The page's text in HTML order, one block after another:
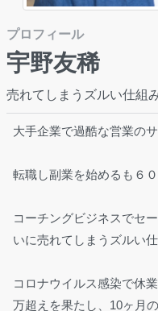
プロフィール
宇野友稀
売れてしまうズルい仕組
大手企業で過酷な営業の
転職し副業を始めるも６
コーチングビジネスでセ
いに売れてしまうズルい
コロナウイルス感染で休
万超えを果たし、10ヶ月